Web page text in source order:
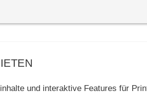
und interaktive Features für